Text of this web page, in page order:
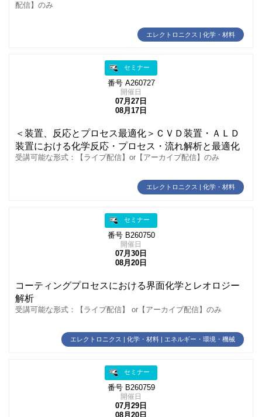
配信】のみ
エレクトロニクス | 化学・材料
セミナー
番号 A260727
開催日
07月27日
08月17日
＜装置、反応とプロセス最適化＞ＣＶＤ装置・ＡＬＤ
装置における化学反応・プロセス・流れ解析と最適化
受講可能な形式：【ライブ配信】or【アーカイブ配信】のみ
エレクトロニクス | 化学・材料
セミナー
番号 B260750
開催日
07月30日
08月20日
コーティングプロセスにおける界面化学とレオロジー
解析
受講可能な形式：【ライブ配信】 or【アーカイブ配信】のみ
エレクトロニクス | 化学・材料 | エネルギー・環境・機械
セミナー
番号 B260759
開催日
07月29日
08月20日